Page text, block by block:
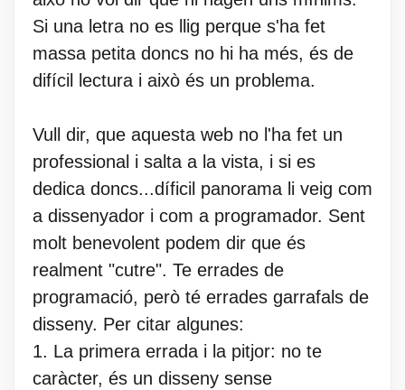
Si una letra no es llig perque s'ha fet
massa petita doncs no hi ha més, és de
difícil lectura i això és un problema.
Vull dir, que aquesta web no l'ha fet un
professional i salta a la vista, i si es
dedica doncs...díficil panorama li veig com
a dissenyador i com a programador. Sent
molt benevolent podem dir que és
realment "cutre". Te errades de
programació, però té errades garrafals de
disseny. Per citar algunes:
1. La primera errada i la pitjor: no te
caràcter, és un disseny sense